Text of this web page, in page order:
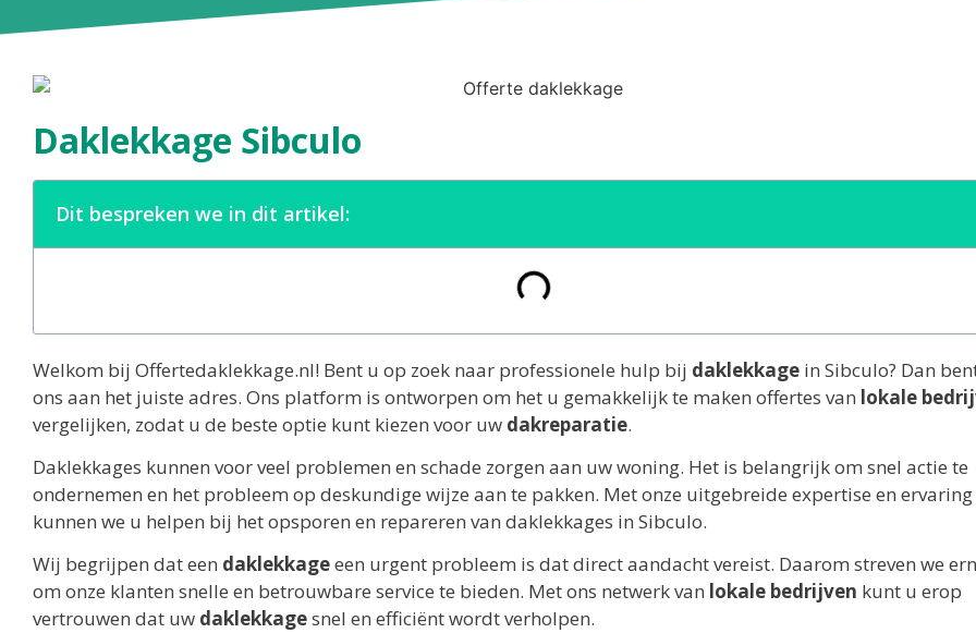
Daklekkage Sibculo
Dit bespreken we in dit artikel:
Welkom bij Offertedaklekkage.nl! Bent u op zoek naar professionele hulp bij daklekkage in Sibculo? Dan
ons aan het juiste adres. Ons platform is ontworpen om het u gemakkelijk te maken offertes van lokale
vergelijken, zodat u de beste optie kunt kiezen voor uw dakreparatie.
Daklekkages kunnen voor veel problemen en schade zorgen aan uw woning. Het is belangrijk om snel actie te
ondernemen en het probleem op deskundige wijze aan te pakken. Met onze uitgebreide expertise en ervaring
kunnen we u helpen bij het opsporen en repareren van daklekkages in Sibculo.
Wij begrijpen dat een daklekkageeen urgent probleem is dat direct aandacht vereist. Daarom streven we
om onze klanten snelle en betrouwbare service te bieden. Met ons netwerk van lokale bedrijven kunt u erop
vertrouwen dat uw daklekkagesnel en efficiënt wordt verholpen.